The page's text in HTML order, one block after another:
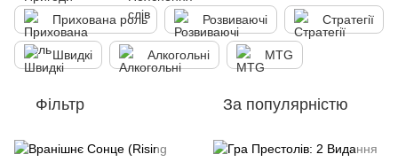
Прихована роль Розвиваючі Стратегії
Швидкі Алкогольні MTG
Фільтр За популярністю